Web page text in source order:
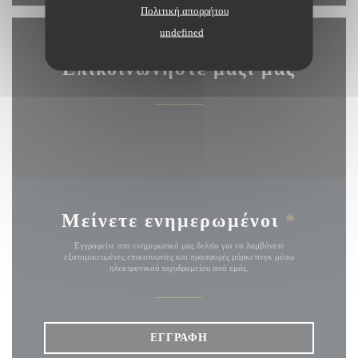
Πολιτική απορρήτου
undefined
Επικοινωνήστε μαζί μας
Μείνετε ενημερωμένοι *
Εγγραφείτε στο ενημερωτικό μας δελτίο για να λαμβάνετε
εξατομικευμένες επικοινωνίες και προσφορές μάρκετινγκ μέσω
ηλεκτρονικού ταχυδρομείου από εμάς.
ΕΓΓΡΑΦΉ